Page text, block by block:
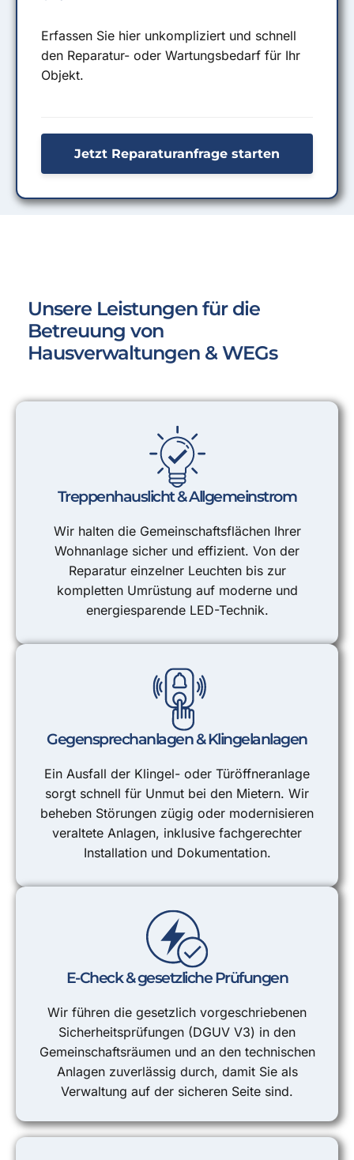
Erfassen Sie hier unkompliziert und schnell
den Reparatur- oder Wartungsbedarf für Ihr
Objekt.
Jetzt Reparaturanfrage starten
Unsere Leistungen für die
Betreuung von
Hausverwaltungen & WEGs
Treppenhauslicht & Allgemeinstrom
Wir halten die Gemeinschaftsflächen Ihrer
Wohnanlage sicher und effizient. Von der
Reparatur einzelner Leuchten bis zur
kompletten Umrüstung auf moderne und
energiesparende LED-Technik.
Gegensprechanlagen & Klingelanlagen
Ein Ausfall der Klingel- oder Türöffneranlage
sorgt schnell für Unmut bei den Mietern. Wir
beheben Störungen zügig oder modernisieren
veraltete Anlagen, inklusive fachgerechter
Installation und Dokumentation.
E-Check & gesetzliche Prüfungen
Wir führen die gesetzlich vorgeschriebenen
Sicherheitsprüfungen (DGUV V3) in den
Gemeinschaftsräumen und an den technischen
Anlagen zuverlässig durch, damit Sie als
Verwaltung auf der sicheren Seite sind.